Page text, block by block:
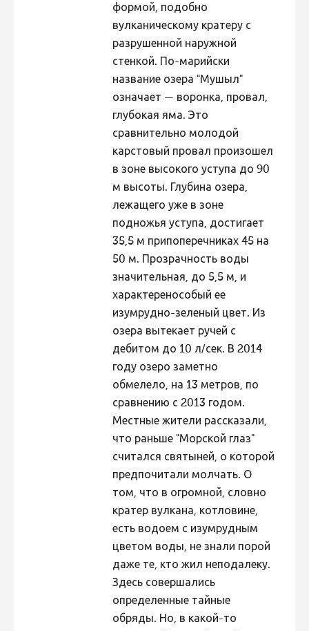
формой, подобно
вулканическому кратеру с
разрушенной наружной
стенкой. По-марийски
название озера "Мушыл"
означает — воронка, провал,
глубокая яма. Это
сравнительно молодой
карстовый провал произошел
в зоне высокого уступа до 90
м высоты. Глубина озера,
лежащего уже в зоне
подножья уступа, достигает
35,5 м припоперечниках 45 на
50 м. Прозрачность воды
значительная, до 5,5 м, и
характеренособый ее
изумрудно-зеленый цвет. Из
озера вытекает ручей с
дебитом до 10 л/сек. В 2014
году озеро заметно
обмелело, на 13 метров, по
сравнению с 2013 годом.
Местные жители рассказали,
что раньше "Морской глаз"
считался святыней, о которой
предпочитали молчать. О
том, что в огромной, словно
кратер вулкана, котловине,
есть водоем с изумрудным
цветом воды, не знали порой
даже те, кто жил неподалеку.
Здесь совершались
определенные тайные
обряды. Но, в какой-то